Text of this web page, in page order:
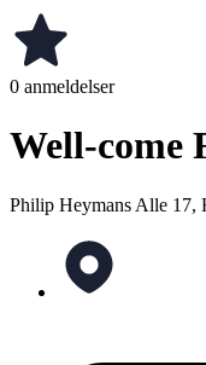
0 anmeldelser
Well-come
Philip Heymans Alle 17,